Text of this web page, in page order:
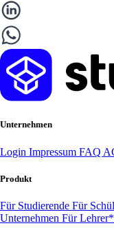
Unternehmen
Login Impressum FAQ
Produkt
Für Studierende Für
Unternehmen Für